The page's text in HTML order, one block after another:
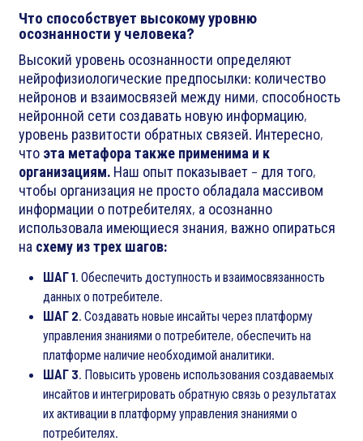
Что способствует высокому уровню
осознанности у человека?
Высокий уровень осознанности определяют
нейрофизиологические предпосылки: количество
нейронов и взаимосвязей между ними, способность
нейронной сети создавать новую информацию,
уровень развитости обратных связей. Интересно,
что эта метафора также применима и к
организациям. Наш опыт показывает – для того,
чтобы организация не просто обладала массивом
информации о потребителях, а осознанно
использовала имеющиеся знания, важно опираться
на схему из трех шагов:
ШАГ 1. Обеспечить доступность и взаимосвязанность
данных о потребителе.
ШАГ 2. Создавать новые инсайты через платформу
управления знаниями о потребителе, обеспечить на
платформе наличие необходимой аналитики.
ШАГ 3. Повысить уровень использования создаваемых
инсайтов и интегрировать обратную связь о результатах
их активации в платформу управления знаниями о
потребителях.